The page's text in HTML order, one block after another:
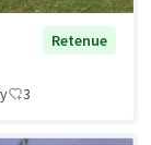
Retenue
3